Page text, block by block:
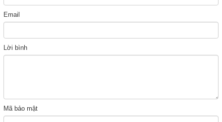
Email
Lời bình
Mã bảo mật